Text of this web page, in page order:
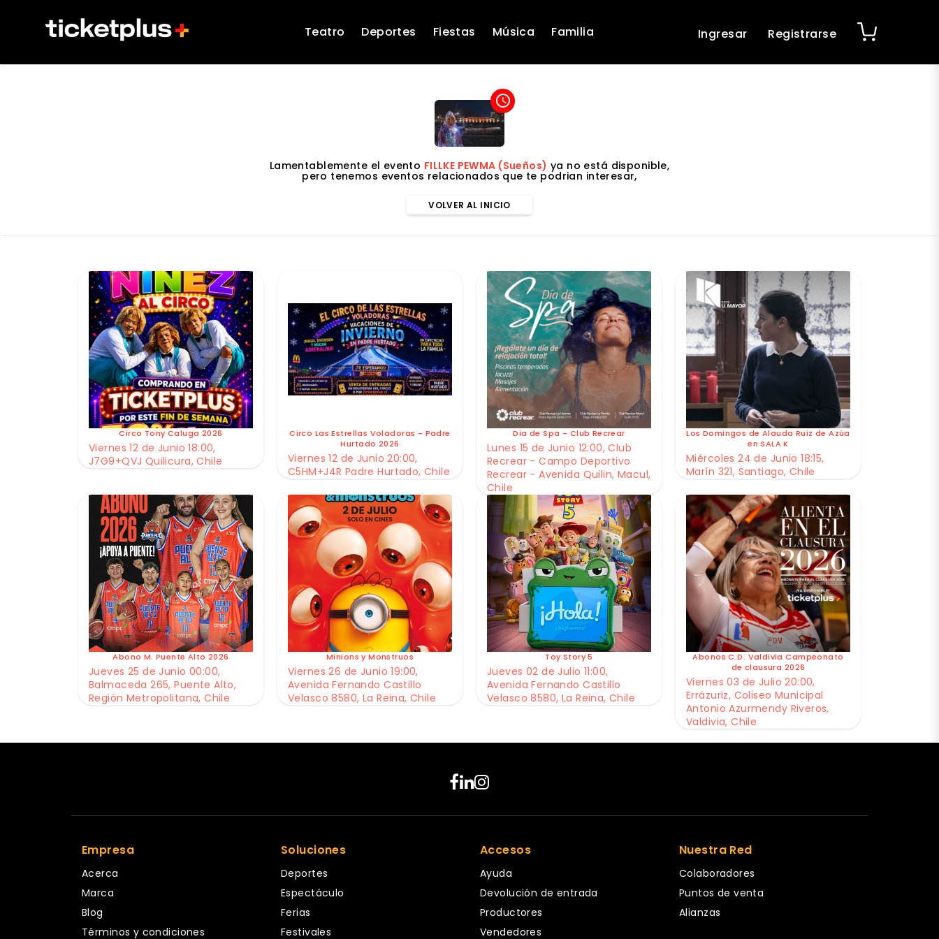
Teatro Deportes Fiestas Música Familia Ingresar Registrarse
access_time
Lamentablemente el evento FILLKE PEWMA (Sueños) ya no está disponible,
pero tenemos eventos relacionados que te podrian interesar,
VOLVER AL INICIO
Circo Tony Caluga 2026
Viernes 12 de Junio 18:00,
J7G9+QVJ Quilicura, Chile
Circo Las Estrellas Voladoras - Padre
Hurtado 2026
Viernes 12 de Junio 20:00,
C5HM+J4R Padre Hurtado, Chile
Dia de Spa - Club Recrear
Lunes 15 de Junio 12:00, Club
Recrear - Campo Deportivo
Recrear - Avenida Quilin, Macul,
Chile
Los Domingos de Alauda Ruiz de Azúa
en SALA K
Miércoles 24 de Junio 18:15,
Marín 321, Santiago, Chile
Abono M. Puente Alto 2026
Jueves 25 de Junio 00:00,
Balmaceda 265, Puente Alto,
Región Metropolitana, Chile
Minions y Monstruos
Viernes 26 de Junio 19:00,
Avenida Fernando Castillo
Velasco 8580, La Reina, Chile
Toy Story 5
Jueves 02 de Julio 11:00,
Avenida Fernando Castillo
Velasco 8580, La Reina, Chile
Abonos C.D. Valdivia Campeonato
de clausura 2026
Viernes 03 de Julio 20:00,
Errázuriz, Coliseo Municipal
Antonio Azurmendy Riveros,
Valdivia, Chile
Empresa
Acerca
Marca
Blog
Términos y condiciones
Soluciones
Deportes
Espectáculo
Ferias
Festivales
Accesos
Ayuda
Devolución de entrada
Productores
Vendedores
Nuestra Red
Colaboradores
Puntos de venta
Alianzas